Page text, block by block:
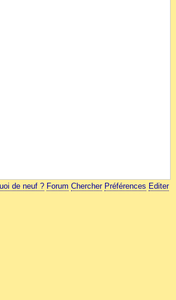
de neuf ? Forum Chercher Préférences Editer